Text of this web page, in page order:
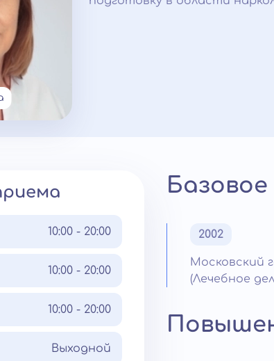
10:00 - 20:00
10:00 - 20:00
10:00 - 20:00
Выходной
2002
Московский
(Лечебное